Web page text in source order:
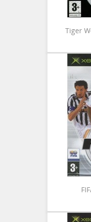
Tiger